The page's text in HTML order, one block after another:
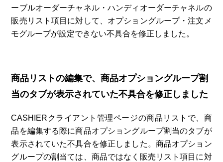
ーブルオーダーチャネル・ハンディオーダーチャネルの
販売リスト項目に対して、オプショングループ・注文メ
モグループが設定できない不具合を修正しました。
商品リストの編集で、商品オプショングループ割
当のタブが表示されていた不具合を修正しました
CASHIERクライアント管理ページの商品リストで、商
品を編集する際に商品オプショングループ割当のタブが
表示されていた不具合を修正しました。商品オプション
グループの割当ては、商品ではなく販売リスト項目に対